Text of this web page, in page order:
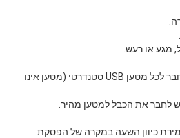
מגע או רעש.
המוצר כולל כבל USB המתחבר לכל מטען USB סטנדרטי (מטען אינו
לחבר את הכבל למטען מהיר.
כיוון השעה במקרה של הפסקת